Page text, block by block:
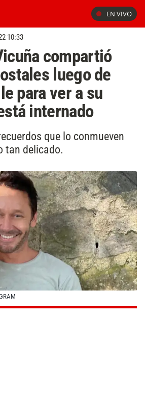
EN VIVO
10:33
compartió
luego de
para ver a su
internado
que lo conmueven
tan delicado.